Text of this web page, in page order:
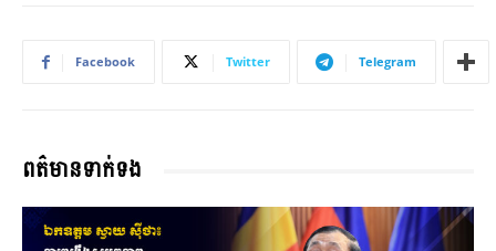
Facebook Twitter Telegram
ពត៌មានទាក់ទង